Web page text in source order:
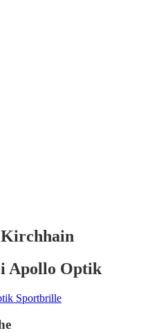
Apollo Optik
Sportbrille